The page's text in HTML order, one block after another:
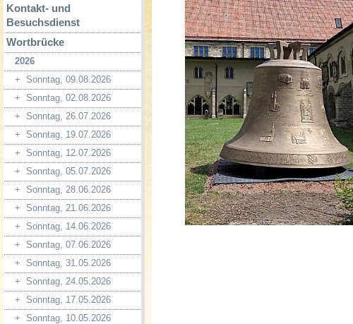
Kontakt- und
Besuchsdienst
Wortbrücke
2026
+ Sonntag, 09.08.2026
+ Sonntag, 02.08.2026
+ Sonntag, 26.07.2026
+ Sonntag, 19.07.2026
+ Sonntag, 12.07.2026
+ Sonntag, 05.07.2026
+ Sonntag, 28.06.2026
+ Sonntag, 21.06.2026
+ Sonntag, 14.06.2026
+ Sonntag, 07.06.2026
+ Sonntag, 31.05.2026
+ Sonntag, 24.05.2026
+ Sonntag, 17.05.2026
+ Sonntag, 10.05.2026